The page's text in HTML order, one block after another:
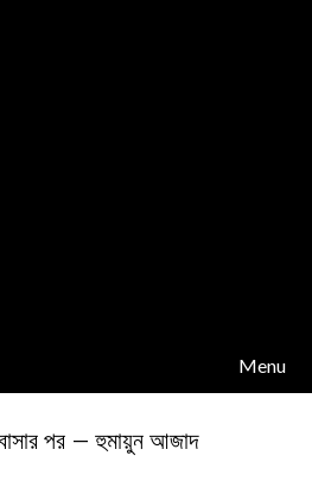
Menu
পর – হুমায়ুন আজাদ